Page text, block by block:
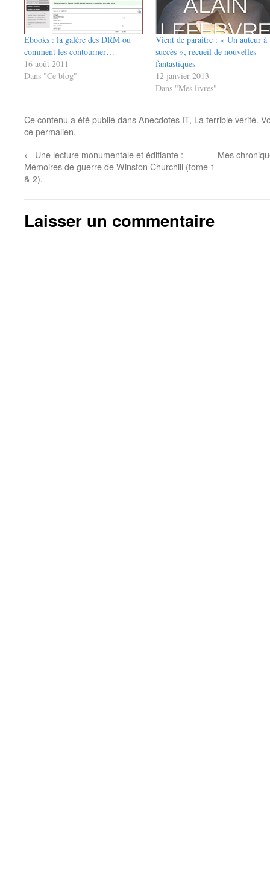
Ebooks : la galère des DRM ou
comment les contourner…
16 août 2011
Dans "Ce blog"
Vient de paraitre : « Un auteur à
succès », recueil de nouvelles
fantastiques
12 janvier 2013
Dans "Mes livres"
Ce contenu a été publié dansAnecdotes IT, La terrible vérité.
ce permalien.
← Une lecture monumentale et édifiante :
Mémoires de guerre de Winston Churchill (tome 1
& 2).
Mes
Laisser un commentaire